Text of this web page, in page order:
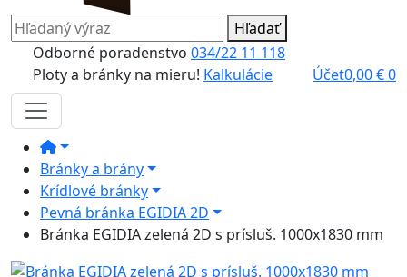
Hľadať
Odborné poradenstvo 034/22 11 118
Ploty a bránky na mieru! Kalkulácie Účet0,00€0
Bránky a brány
Krídlové bránky
Pevná bránka EGIDIA 2D
Bránka EGIDIA zelená 2D s prísluš. 1000x1830 mm